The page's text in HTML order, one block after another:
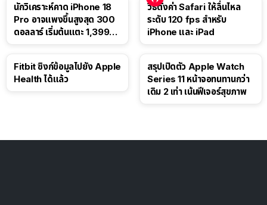
นักวิเคราะห์คาด iPhone 18
Pro อาจแพงขึ้นสูงสุด 300
ดอลลาร์ เริ่มต้นแตะ 1,399
วิธีตั้งค่า Safari ให้ลื่นไหล
ระดับ 120 fps สำหรับ
iPhone และ iPad
Fitbit ซิงก์ข้อมูลไปยัง Apple
Health ได้แล้ว
สรุปเปิดตัว Apple Watch
Series 11 หน้าจอทนทานกว่า
เดิม 2 เท่า เน้นฟีเจอร์สุขภาพ